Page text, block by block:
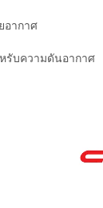
อากาศ
หรับความดันอากาศ